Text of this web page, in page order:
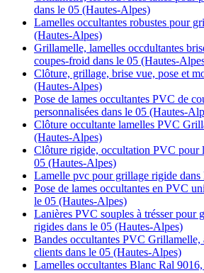
dans le 05 (Hautes-Alpes)
Lamelles occultantes robustes pour
(Hautes-Alpes)
Grillamelle, lamelles occdultantes
coupes-froid dans le 05 (Hautes-
Clôture, grillage, brise vue, pose et
(Hautes-Alpes)
Pose de lames occultantes PVC de
personnalisées dans le 05 (Hautes-
Clôture occultante lamelles PVC
(Hautes-Alpes)
Clôture rigide, occultation PVC pour
05 (Hautes-Alpes)
Lamelle pvc pour grillage rigide
Pose de lames occultantes en PVC
le 05 (Hautes-Alpes)
Lanières PVC souples à trésser pour
rigides dans le 05 (Hautes-Alpes)
Bandes occultantes PVC Grillamelle,
clients dans le 05 (Hautes-Alpes)
Lamelles occultantes Blanc Ral